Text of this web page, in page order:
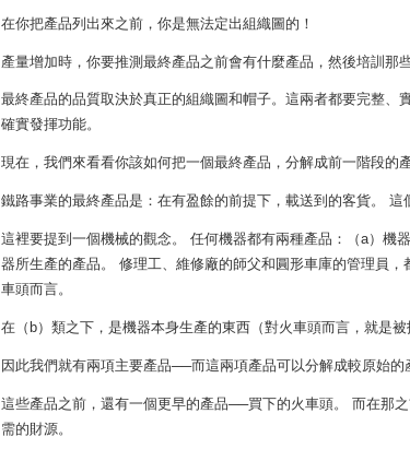
在你把產品列出來之前，你是無法定出組織圖的！
產量增加時，你要推測最終產品之前會有什麼產品，然後培訓那些
最終產品的品質取決於真正的組織圖和帽子。這兩者都要完整、
確實發揮功能。
現在，我們來看看你該如何把一個最終產品，分解成前一階段的產
鐵路事業的最終產品是：在有盈餘的前提下，載送到的客貨。 這
這裡要提到一個機械的觀念。 任何機器都有兩種產品：（a）機
器所生產的產品。 修理工、維修廠的師父和圓形車庫的管理員
車頭而言。
在（b）類之下，是機器本身生產的東西（對火車頭而言，就是被
因此我們就有兩項主要產品──而這兩項產品可以分解成較原始的
這些產品之前，還有一個更早的產品──買下的火車頭。 而在那
需的財源。